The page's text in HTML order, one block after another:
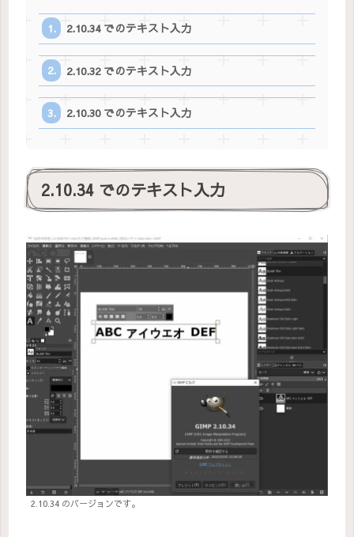
2.10.34 でのテキスト入力
2.10.32 でのテキスト入力
2.10.30 でのテキスト入力
2.10.34 でのテキスト入力
2.10.34 のバージョンです。